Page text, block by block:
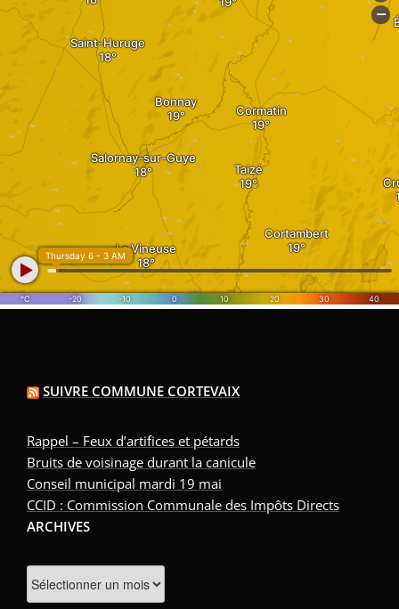
SUIVRE COMMUNE CORTEVAIX
Rappel – Feux d’artifices et pétards
Bruits de voisinage durant la canicule
Conseil municipal mardi 19 mai
CCID : Commission Communale des Impôts Directs
ARCHIVES
Archives